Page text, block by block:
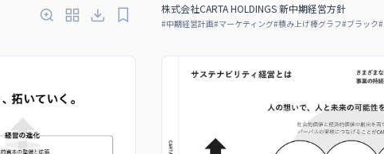
株式会社CARTA HOLDINGS 新中期経営方針
#中期経営計画#マーケティング#積み上げ棒グラフ#ブラック#